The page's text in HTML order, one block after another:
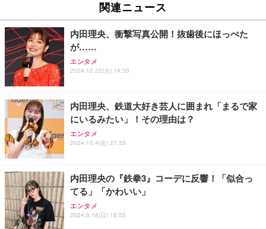
内ギガ付) ギガ割引クーポン毎月付与 端末買い切り
契約・クレカ不要 利用分だけ都度チャージ 充電不要
バッテリーレス 海外利用可能 ([X200]100GB/365日)
￥6,980
【ecoco】 1年間 100GB 充電式 リチャージ 型 ポケ
ット Wi-Fi 契約不要 月額費用なし 【紛失・水濡れ・
落下も1年間交換保証】 工事不要 長時間利用 ギガ
【リチャージWiFi】超ロングバッテリー 100GB 365
日 ギガ付き ポケット WiFi モバイルルーター 契約返
却無し 月額費用無し 簡単ギガチャージ リチャージ
【リチャージWiFi】バッテリー35時間 100GB 365日
ギガ付 ポケット WiFi 海外利用可能【SEProBK-100
GB/365日】
関連ニュース
内田理央、衝撃写真公開！抜歯後にほっぺた
が……
エンタメ
2024.10.22(火) 14:30
内田理央、鉄道大好き芸人に囲まれ「まるで家
にいるみたい」！その理由は？
エンタメ
2024.10.4(金) 21:35
内田理央の『鉄拳3』コーデに反響！「似合っ
てる」「かわいい」
エンタメ
2024.8.18(日) 16:55